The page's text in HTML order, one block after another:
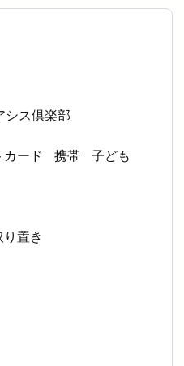
シス倶楽部
カード 携帯 子ども
り置き